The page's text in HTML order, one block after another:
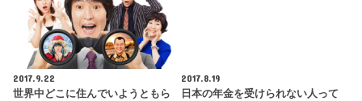
2017.9.22
世界中どこに住んでいようともら
2017.8.19
日本の年金を受けられない人って